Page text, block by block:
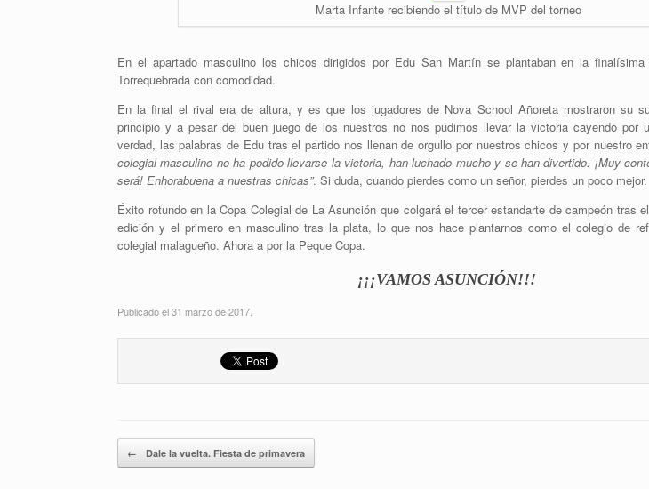
Marta Infante recibiendo el título de MVP del torneo
En el apartado masculino los chicos dirigidos por Edu San Martín se plantaban en la
Torrequebrada con comodidad.
En la final el rival era de altura, y es que los jugadores de Nova School Añoreta mostraron su
principio y a pesar del buen juego de los nuestros no nos pudimos llevar la victoria cayendo por
verdad, las palabras de Edu tras el partido nos llenan de orgullo por nuestros chicos y por nuestro
colegial masculino no ha podido llevarse la victoria, han luchado mucho y se han divertido. ¡Muy
será! Enhorabuena a nuestras chicas”. Si duda, cuando pierdes como un señor, pierdes un poco mejor.
Éxito rotundo en la Copa Colegial de La Asunción que colgará el tercer estandarte de campeón tras
edición y el primero en masculino tras la plata, lo que nos hace plantarnos como el colegio de
colegial malagueño. Ahora a por la Peque Copa.
¡¡¡VAMOS ASUNCIÓN!!!
Publicado el 31 marzo de 2017.
← Dale la vuelta. Fiesta de primavera